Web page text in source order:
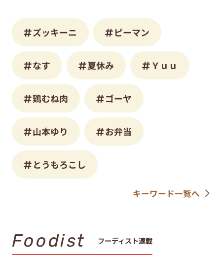
ズッキーニ ピーマン
なす 夏休み Ｙｕｕ
鶏むね肉 ゴーヤ
山本ゆり お弁当
とうもろこし
キーワード一覧へ
Foodist フーディスト連載